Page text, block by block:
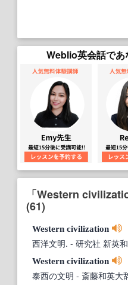
Weblio英会話であ
「Western
(61)
Western civilization
西洋文明. - 研究社 新英
Western civilization
泰西の文明 - 斎藤和英大